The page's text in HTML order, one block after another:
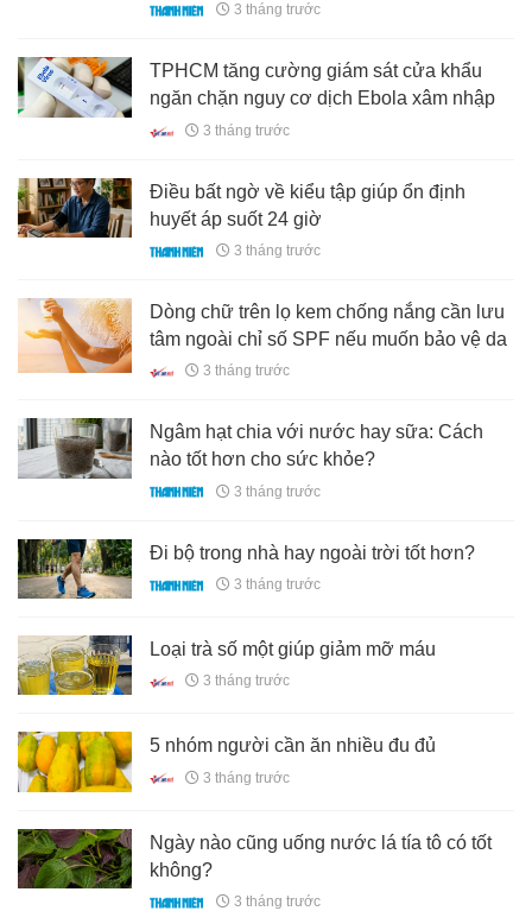
3 tháng trước
TPHCM tăng cường giám sát cửa khẩu
ngăn chặn nguy cơ dịch Ebola xâm nhập
3 tháng trước
Điều bất ngờ về kiểu tập giúp ổn định
huyết áp suốt 24 giờ
3 tháng trước
Dòng chữ trên lọ kem chống nắng cần lưu
tâm ngoài chỉ số SPF nếu muốn bảo vệ da
3 tháng trước
Ngâm hạt chia với nước hay sữa: Cách
nào tốt hơn cho sức khỏe?
3 tháng trước
Đi bộ trong nhà hay ngoài trời tốt hơn?
3 tháng trước
Loại trà số một giúp giảm mỡ máu
3 tháng trước
5 nhóm người cần ăn nhiều đu đủ
3 tháng trước
Ngày nào cũng uống nước lá tía tô có tốt
không?
3 tháng trước